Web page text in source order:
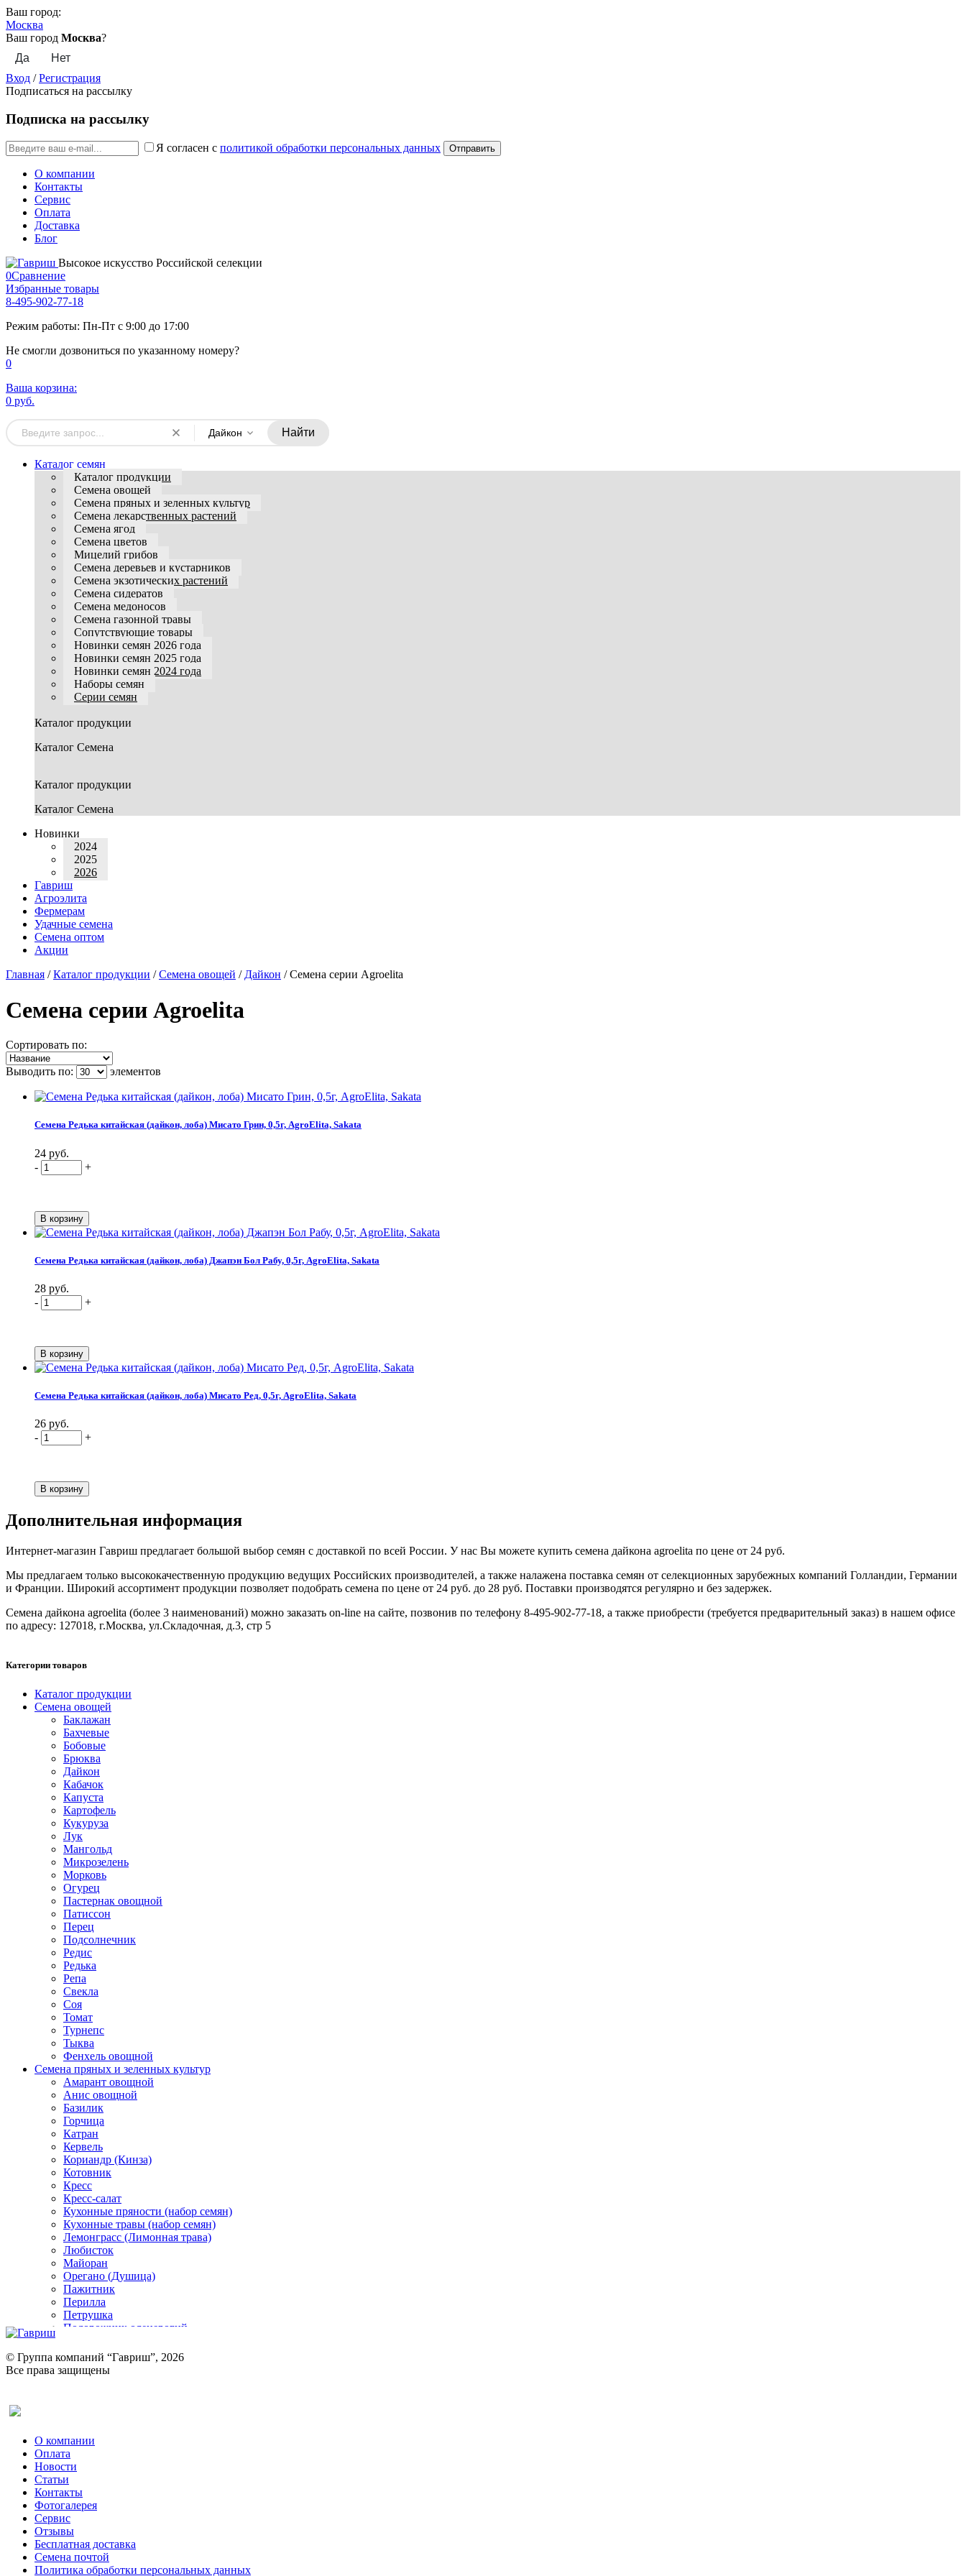
Ваш город:
Москва
Ваш город Москва?
Вход /Регистрация
Подписаться на рассылку
Подписка на рассылку
Я согласен с политикой обработки персональных данных
О компании
Контакты
Сервис
Оплата
Доставка
Блог
Высокое искусство Российской селекции
0Сравнение
Избранные товары
8-495-902-77-18
Режим работы: Пн-Пт с 9:00 до 17:00
Не смогли дозвониться по указанному номеру?
0
Ваша корзина:
0 руб.
Дайкон Найти
Каталог семян
Каталог продукции
Семена овощей
Семена пряных и зеленных культур
Семена лекарственных растений
Семена ягод
Семена цветов
Мицелий грибов
Семена деревьев и кустарников
Семена экзотических растений
Семена сидератов
Семена медоносов
Семена газонной травы
Сопутствующие товары
Новинки семян 2026 года
Новинки семян 2025 года
Новинки семян 2024 года
Наборы семян
Серии семян
Каталог продукции
Каталог Семена
Каталог продукции
Каталог Семена
Новинки
2024
2025
2026
Гавриш
Агроэлита
Фермерам
Удачные семена
Семена оптом
Акции
Главная /Каталог продукции /Семена овощей /Дайкон /Семена серии Agroelita
Семена серии Agroelita
Сортировать по:
Выводить по: элементов
Семена Редька китайская (дайкон, лоба) Мисато Грин, 0,5г, AgroElita, Sakata
24 руб.
-
+
Семена Редька китайская (дайкон, лоба) Джапэн Бол Рабу, 0,5г, AgroElita, Sakata
28 руб.
-
+
Семена Редька китайская (дайкон, лоба) Мисато Ред, 0,5г, AgroElita, Sakata
26 руб.
-
+
Дополнительная информация
Интернет-магазин Гавриш предлагает большой выбор семян с доставкой по всей России. У нас Вы можете купить семена дайкона agroelita по цене от 24 руб.
Мы предлагаем только высококачественную продукцию ведущих Российских производителей, а также налажена поставка семян от селекционных зарубежных компаний Голландии, Германии
и Франции. Широкий ассортимент продукции позволяет подобрать семена по цене от 24 руб. до 28 руб. Поставки производятся регулярно и без задержек.
Семена дайкона agroelita (более 3 наименований) можно заказать on-line на сайте, позвонив по телефону 8-495-902-77-18, а также приобрести (требуется предварительный заказ) в нашем офисе
по адресу: 127018, г.Москва, ул.Складочная, д.3, стр 5
Категории товаров
Каталог продукции
Семена овощей
Баклажан
Бахчевые
Бобовые
Брюква
Дайкон
Кабачок
Капуста
Картофель
Кукуруза
Лук
Мангольд
Микрозелень
Морковь
Огурец
Пастернак овощной
Патиссон
Перец
Подсолнечник
Редис
Редька
Репа
Свекла
Соя
Томат
Турнепс
Тыква
Фенхель овощной
Семена пряных и зеленных культур
Амарант овощной
Анис овощной
Базилик
Горчица
Катран
Кервель
Кориандр (Кинза)
Котовник
Кресс
Кресс-салат
Кухонные пряности (набор семян)
Кухонные травы (набор семян)
Лемонграсс (Лимонная трава)
Любисток
Майоран
Орегано (Душица)
Пажитник
Перилла
Петрушка
Подорожник оленерогий
Ревень
Рукола
Рута
Тмин
Трава для чая
Туласи
Укроп
Фенхель пряный
Хризантема овощная
Цикорий пряный
Цикорий салатный (Витлуф)
Черемша
Шпинат
Щавель
© Группа компаний “Гавриш”, 2026
Все права защищены
О компании
Оплата
Новости
Статьи
Контакты
Фотогалерея​
Сервис
Отзывы
Бесплатная доставка
Семена почтой
Политика обработки персональных данных